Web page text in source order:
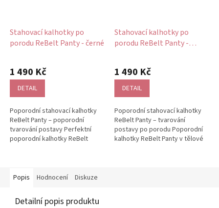
Stahovací kalhotky po
porodu ReBelt Panty - černé
hodnocení
produktu
5,0
5
hvězdiček.
1 490 Kč
DETAIL
Poporodní stahovací kalhotky
ReBelt Panty – poporodní
tvarování postavy Perfektní
poporodní kalhotky ReBelt
Stahovací kalhotky po
porodu ReBelt Panty -
hodnocení
produktu
5,0
5
hvězdiček.
1 490 Kč
DETAIL
Poporodní stahovací kalhotky
ReBelt Panty – tvarování
postavy po porodu Poporodní
kalhotky ReBelt Panty v tělové
Popis Hodnocení Diskuze
Detailní popis produktu